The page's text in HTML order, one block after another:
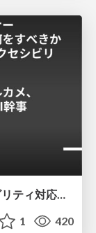
改正JISを見据えた、企業のアクセシビリティ対応ロードマップ
1 420